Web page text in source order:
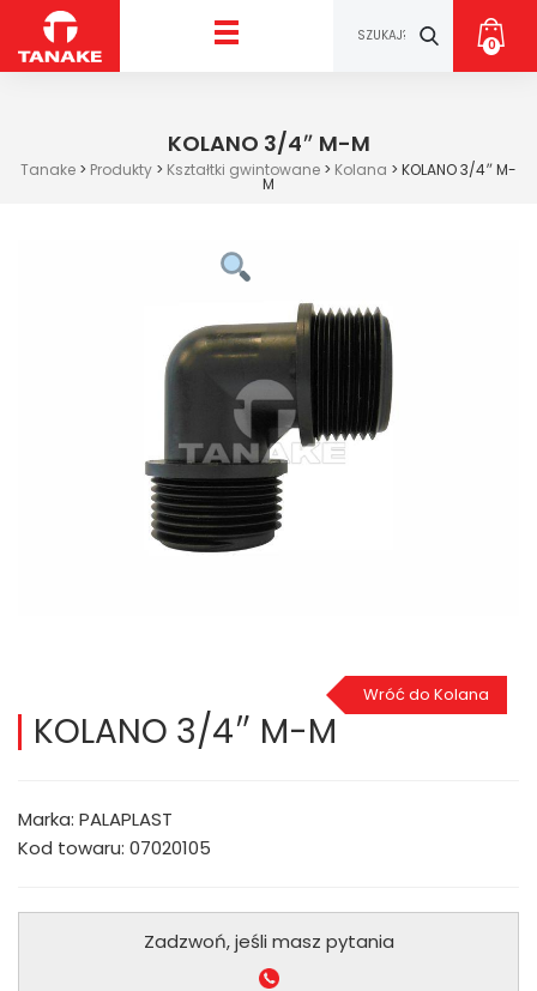
0
KOLANO 3/4″ M-M
Tanake > Produkty > Kształtki gwintowane > Kolana > KOLANO 3/4″ M-
M
Wróć do Kolana
KOLANO 3/4″ M-M
Marka: PALAPLAST
Kod towaru: 07020105
Zadzwoń, jeśli masz pytania